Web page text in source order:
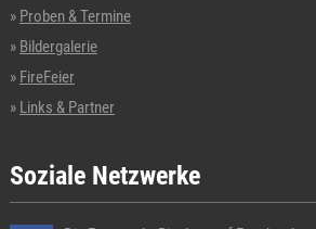
Proben & Termine
Bildergalerie
FireFeier
Links & Partner
Soziale Netzwerke